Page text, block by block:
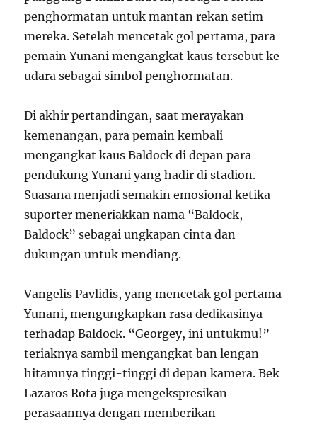
penghormatan untuk mantan rekan setim
mereka. Setelah mencetak gol pertama, para
pemain Yunani mengangkat kaus tersebut ke
udara sebagai simbol penghormatan.
Di akhir pertandingan, saat merayakan
kemenangan, para pemain kembali
mengangkat kaus Baldock di depan para
pendukung Yunani yang hadir di stadion.
Suasana menjadi semakin emosional ketika
suporter meneriakkan nama “Baldock,
Baldock” sebagai ungkapan cinta dan
dukungan untuk mendiang.
Vangelis Pavlidis, yang mencetak gol pertama
Yunani, mengungkapkan rasa dedikasinya
terhadap Baldock. “Georgey, ini untukmu!”
teriaknya sambil mengangkat ban lengan
hitamnya tinggi-tinggi di depan kamera. Bek
Lazaros Rota juga mengekspresikan
perasaannya dengan memberikan